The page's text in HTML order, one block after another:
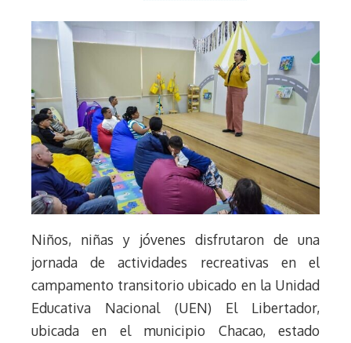
Niños, niñas y jóvenes disfrutaron de una
jornada de actividades recreativas en el
campamento transitorio ubicado en la Unidad
Educativa Nacional (UEN) El Libertador,
ubicada en el municipio Chacao, estado